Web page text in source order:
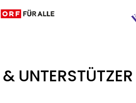
UNTERSTÜTZER